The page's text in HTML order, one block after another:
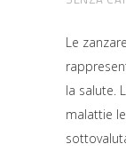
Le
la salute.
malattie